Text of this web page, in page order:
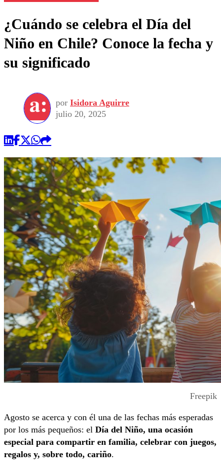
¿Cuándo se celebra el Día del
Niño en Chile? Conoce la fecha y
su significado
por Isidora Aguirre
julio 20, 2025
Freepik
Agosto se acerca y con él una de las fechas más esperadas
por los más pequeños: el Día del Niño, una ocasión
especial para compartir en familia, celebrar con juegos,
regalos y, sobre todo, cariño.